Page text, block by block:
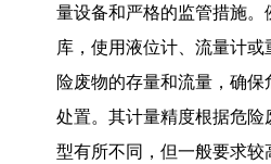
量设备和严格的监管措施
库，使用液位计、流量计
险废物的存量和流量，确
处置。其计量精度根据危
型有所不同，但一般要求